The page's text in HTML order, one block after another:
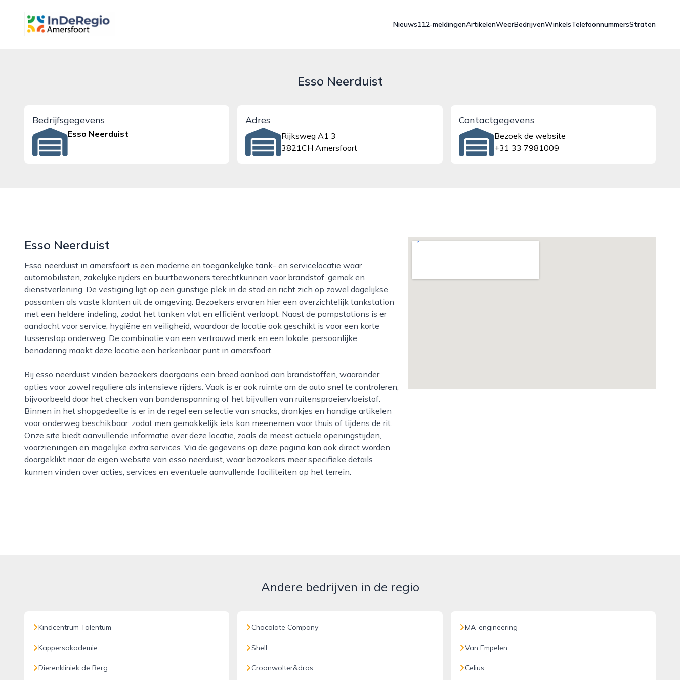
inderegioamersfoort.nl
Nieuws112-meldingenArtikelenWeerBedrijvenWinkelsTelefoonnummersStraten
Esso Neerduist
Bedrijfsgegevens
Esso Neerduist
Adres
Rijksweg A1 3
3821CH Amersfoort
Contactgegevens
Bezoek de website
+31 33 7981009
Esso Neerduist
Esso neerduist in amersfoort is een moderne en toegankelijke tank- en servicelocatie waar
automobilisten, zakelijke rijders en buurtbewoners terechtkunnen voor brandstof, gemak en
dienstverlening. De vestiging ligt op een gunstige plek in de stad en richt zich op zowel dagelijkse
passanten als vaste klanten uit de omgeving. Bezoekers ervaren hier een overzichtelijk tankstation
met een heldere indeling, zodat het tanken vlot en efficiënt verloopt. Naast de pompstations is er
aandacht voor service, hygiëne en veiligheid, waardoor de locatie ook geschikt is voor een korte
tussenstop onderweg. De combinatie van een vertrouwd merk en een lokale, persoonlijke
benadering maakt deze locatie een herkenbaar punt in amersfoort.
Bij esso neerduist vinden bezoekers doorgaans een breed aanbod aan brandstoffen, waaronder
opties voor zowel reguliere als intensieve rijders. Vaak is er ook ruimte om de auto snel te controleren,
bijvoorbeeld door het checken van bandenspanning of het bijvullen van ruitensproeiervloeistof.
Binnen in het shopgedeelte is er in de regel een selectie van snacks, drankjes en handige artikelen
voor onderweg beschikbaar, zodat men gemakkelijk iets kan meenemen voor thuis of tijdens de rit.
Onze site biedt aanvullende informatie over deze locatie, zoals de meest actuele openingstijden,
voorzieningen en mogelijke extra services. Via de gegevens op deze pagina kan ook direct worden
doorgeklikt naar de eigen website van esso neerduist, waar bezoekers meer specifieke details
kunnen vinden over acties, services en eventuele aanvullende faciliteiten op het terrein.
Andere bedrijven in de regio
Kindcentrum Talentum
Kappersakademie
Dierenkliniek de Berg
Chocolate Company
Shell
Croonwolter&dros
MA-engineering
Van Empelen
Celius